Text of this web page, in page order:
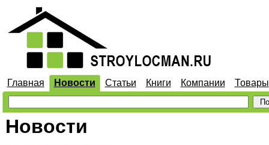
Главная Новости Статьи Книги Компании Товары
Новости